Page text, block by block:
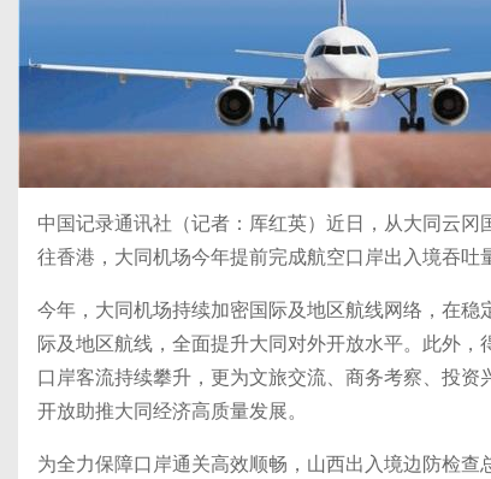
中国记录通讯社（记者：厍红英）近日，从大同云
往香港，大同机场今年提前完成航空口岸出入境吞吐
今年，大同机场持续加密国际及地区航线网络，在
际及地区航线，全面提升大同对外开放水平。此外
口岸客流持续攀升，更为文旅交流、商务考察、投
开放助推大同经济高质量发展。
为全力保障口岸通关高效顺畅，山西出入境边防检